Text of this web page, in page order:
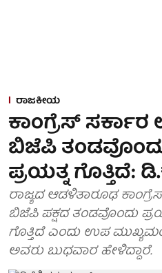
ರಾಜಕೀಯ
ಕಾಂಗ್ರೆಸ್
ಬಿಜೆಪಿ
ಪ್ರಯತ್ನ ಗೊತ್ತಿದೆ:
ರಾಜ್ಯದ ಆಡಳಿತಾರೂಢ
ಬಿಜೆಪಿ ಪಕ್ಷದ ತಂಡವೊಂದು
ಗೊತ್ತಿದೆ ಎಂದು ಉಪ
ಅವರು ಬುಧವಾರ ಹೇಳಿದ್ದಾರೆ.